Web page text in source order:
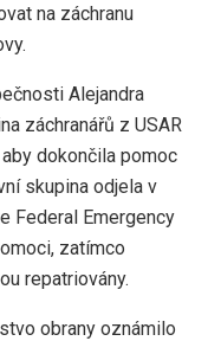
na záchranu
Alejandra
záchranářů z USAR
dokončila pomoc
skupina odjela v
Federal Emergency
zatímco
repatriovány.
obrany oznámilo